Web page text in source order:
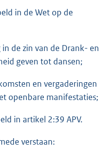
in de Wet op de
de zin van de Drank- en
geven tot dansen;
en vergaderingen
openbare manifestaties;
in artikel 2:39 APV.
verstaan: